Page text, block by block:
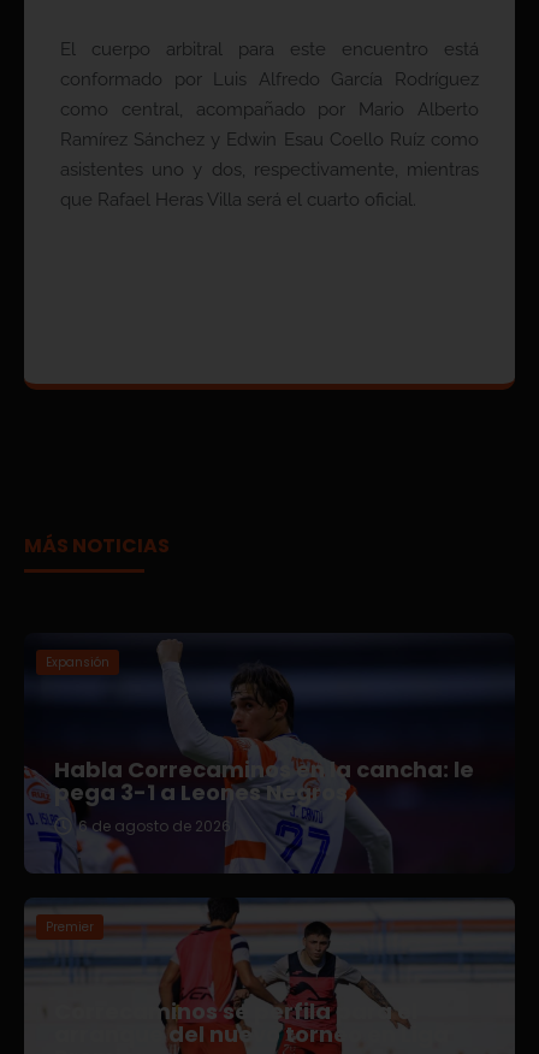
El cuerpo arbitral para este encuentro está
conformado por Luis Alfredo García Rodríguez
como central, acompañado por Mario Alberto
Ramírez Sánchez y Edwin Esau Coello Ruíz como
asistentes uno y dos, respectivamente, mientras
que Rafael Heras Villa será el cuarto oficial.
MÁS NOTICIAS
Expansión
Habla Correcaminos en la cancha: le
pega 3-1 a Leones Negros
6 de agosto de 2026
Premier
Correcaminos se perfila para el
arranque del nuevo torneo en Liga